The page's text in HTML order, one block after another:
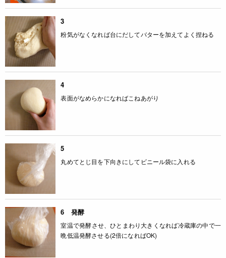
3
粉気がなくなれば台にだしてバターを加えてよく捏ねる
4
表面がなめらかになればこねあがり
5
丸めてとじ目を下向きにしてビニール袋に入れる
6 発酵
室温で発酵させ、ひとまわり大きくなれば冷蔵庫の中で一
晩低温発酵させる(2倍になればOK)